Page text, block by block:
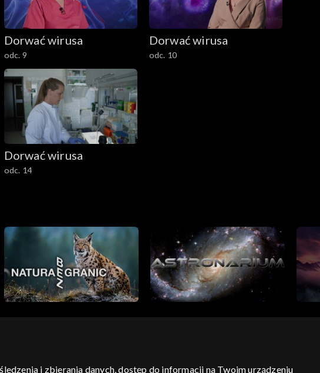
Dorwać wirusa
odc. 9
Dorwać wirusa
odc. 10
Dorwać wirusa
odc. 14
i zbierania danych, dostęp do informacji na Twoim urządzeniu